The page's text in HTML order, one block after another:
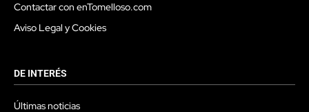
Contactar con enTomelloso.com
Aviso Legal y Cookies
DE INTERÉS
Últimas noticias